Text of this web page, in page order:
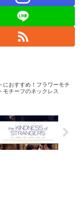
におすすめ！フラワーモチ
モチーフのネックレス